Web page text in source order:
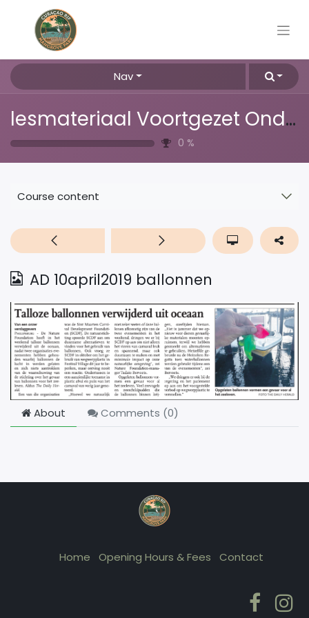
Nav
lesmateriaal Voortgezet Onderwijs
0 %
Course content
AD 10april2019 ballonnen
About Comments (0)
Home Opening Hours & Fees Contact